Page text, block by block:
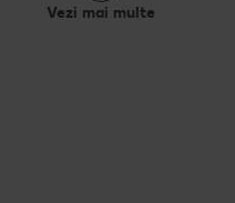
Vezi mai multe